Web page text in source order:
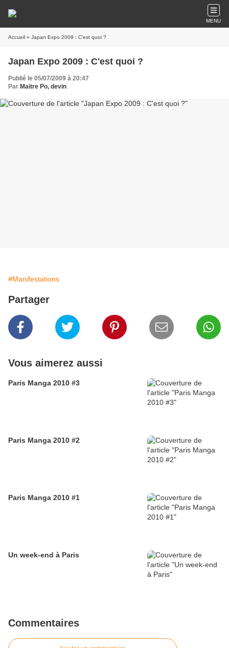
MENU
Accueil » Japan Expo 2009 : C'est quoi ?
Japan Expo 2009 : C'est quoi ?
Publié le 05/07/2009 à 20:47
Par Maitre Po, devin
#Manifestations
Partager
Vous aimerez aussi
Paris Manga 2010 #3
Paris Manga 2010 #2
Paris Manga 2010 #1
Un week-end à Paris
Commentaires